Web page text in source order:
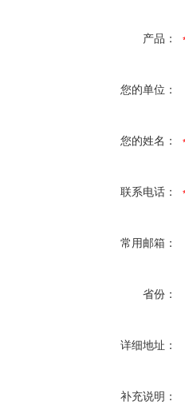
产品：
您的单位：
您的姓名：
联系电话：
常用邮箱：
省份：
详细地址：
补充说明：